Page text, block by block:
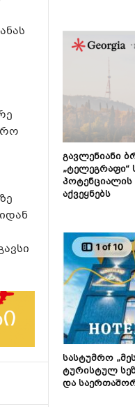
გავლენიანი
პოტენციალის
აქვეყნებს
სასტუმრო
ტურისტულ
და